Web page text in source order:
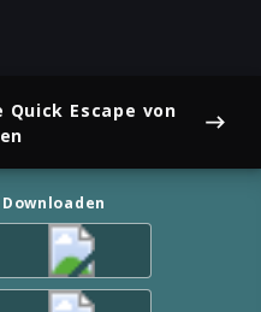
Quick Escape von